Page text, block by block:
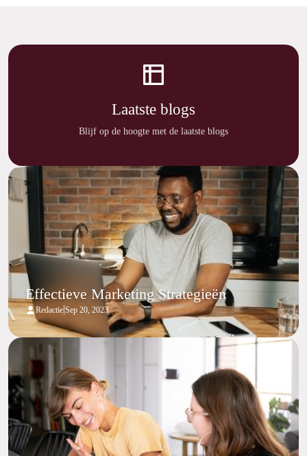
Laatste blogs
Blijf op de hoogte met de laatste blogs
Effectieve Marketing Strategieën
Redactie|Sep 20, 2023